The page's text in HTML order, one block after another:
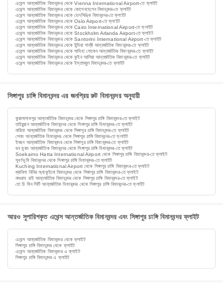
এথেন্স আন্তর্জাতিক বিমানবন্দর থেকে Vienna International Airport-তে ফ্লাইট
এথেন্স আন্তর্জাতিক বিমানবন্দর থেকে কোপেনহেগেন বিমানবন্দর-তে ফ্লাইট
এথেন্স আন্তর্জাতিক বিমানবন্দর থেকে হেলসিঙ্কি বিমানবন্দর-তে ফ্লাইট
এথেন্স আন্তর্জাতিক বিমানবন্দর থেকে Oslo Airport-তে ফ্লাইট
এথেন্স আন্তর্জাতিক বিমানবন্দর থেকে Cairo International Airport-তে ফ্লাইট
এথেন্স আন্তর্জাতিক বিমানবন্দর থেকে Stockholm Arlanda Airport-তে ফ্লাইট
এথেন্স আন্তর্জাতিক বিমানবন্দর থেকে Santorini International Airport-তে ফ্লাইট
এথেন্স আন্তর্জাতিক বিমানবন্দর থেকে ইন্দিরা গান্ধী আন্তর্জাতিক বিমানবন্দর-তে ফ্লাইট
এথেন্স আন্তর্জাতিক বিমানবন্দর থেকে সাবিহা গোকেন আন্তর্জাতিক বিমানবন্দর-তে ফ্লাইট
এথেন্স আন্তর্জাতিক বিমানবন্দর থেকে কুইন আলিয়া আন্তর্জাতিক বিমানবন্দর-তে ফ্লাইট
এথেন্স আন্তর্জাতিক বিমানবন্দর থেকে ইস্তাম্বুল বিমানবন্দর-তে ফ্লাইট
সিঙ্গাপুর চাঙ্গি বিমানবন্দর এর জনপ্রিয় রুট বিমানবন্দর অনুযায়ী
কুয়ালালামপুর আন্তর্জাতিক বিমানবন্দর থেকে সিঙ্গাপুর চাঙ্গি বিমানবন্দর-তে ফ্লাইট
তাইয়ুয়ান আন্তর্জাতিক বিমানবন্দর থেকে সিঙ্গাপুর চাঙ্গি বিমানবন্দর-তে ফ্লাইট
নারিতা আন্তর্জাতিক বিমানবন্দর থেকে সিঙ্গাপুর চাঙ্গি বিমানবন্দর-তে ফ্লাইট
পেনাং আন্তর্জাতিক বিমানবন্দর থেকে সিঙ্গাপুর চাঙ্গি বিমানবন্দর-তে ফ্লাইট
ইনছন আন্তর্জাতিক বিমানবন্দর থেকে সিঙ্গাপুর চাঙ্গি বিমানবন্দর-তে ফ্লাইট
ডন মুয়াং আন্তর্জাতিক বিমানবন্দর থেকে সিঙ্গাপুর চাঙ্গি বিমানবন্দর-তে ফ্লাইট
Soekarno Hatta International Airport থেকে সিঙ্গাপুর চাঙ্গি বিমানবন্দর-তে ফ্লাইট
সুবর্ণভূমি বিমানবন্দর থেকে সিঙ্গাপুর চাঙ্গি বিমানবন্দর-তে ফ্লাইট
Kuching International Airport থেকে সিঙ্গাপুর চাঙ্গি বিমানবন্দর-তে ফ্লাইট
ম্যানিলা নিনিয় অ্যাকুইনো বিমানবন্দর থেকে সিঙ্গাপুর চাঙ্গি বিমানবন্দর-তে ফ্লাইট
নাগুরাহ রাই আন্তর্জাতিক বিমানবন্দর থেকে সিঙ্গাপুর চাঙ্গি বিমানবন্দর-তে ফ্লাইট
হো চি মিন সিটি আন্তর্জাতিক বিমানবন্দর থেকে সিঙ্গাপুর চাঙ্গি বিমানবন্দর-তে ফ্লাইট
আরও সুপারিশকৃত এথেন্স আন্তর্জাতিক বিমানবন্দর এবং সিঙ্গাপুর চাঙ্গি বিমানবন্দর ফ্লাইট
এথেন্স আন্তর্জাতিক বিমানবন্দর থেকে ফ্লাইট
সিঙ্গাপুর চাঙ্গি বিমানবন্দর থেকে ফ্লাইট
এথেন্স আন্তর্জাতিক বিমানবন্দর এ ফ্লাইট
সিঙ্গাপুর চাঙ্গি বিমানবন্দর এ ফ্লাইট